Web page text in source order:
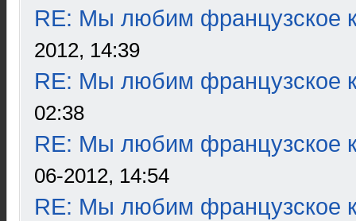
RE: Мы любим французское
2012, 14:39
RE: Мы любим французское
02:38
RE: Мы любим французское
06-2012, 14:54
RE: Мы любим французское